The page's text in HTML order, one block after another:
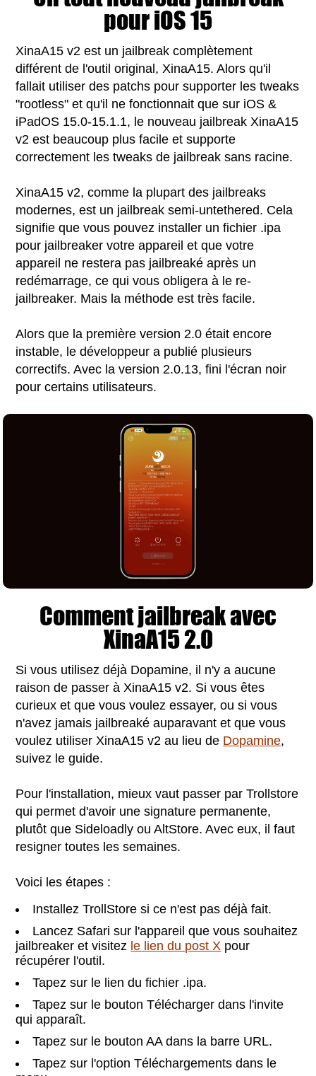
pour iOS 15
XinaA15 v2 est un jailbreak complètement
différent de l'outil original, XinaA15. Alors qu'il
fallait utiliser des patchs pour supporter les tweaks
"rootless" et qu'il ne fonctionnait que sur iOS &
iPadOS 15.0-15.1.1, le nouveau jailbreak XinaA15
v2 est beaucoup plus facile et supporte
correctement les tweaks de jailbreak sans racine.
XinaA15 v2, comme la plupart des jailbreaks
modernes, est un jailbreak semi-untethered. Cela
signifie que vous pouvez installer un fichier .ipa
pour jailbreaker votre appareil et que votre
appareil ne restera pas jailbreaké après un
redémarrage, ce qui vous obligera à le re-
jailbreaker. Mais la méthode est très facile.
Alors que la première version 2.0 était encore
instable, le développeur a publié plusieurs
correctifs. Avec la version 2.0.13, fini l'écran noir
pour certains utilisateurs.
Comment jailbreak avec
XinaA15 2.0
Si vous utilisez déjà Dopamine, il n'y a aucune
raison de passer à XinaA15 v2. Si vous êtes
curieux et que vous voulez essayer, ou si vous
n'avez jamais jailbreaké auparavant et que vous
voulez utiliser XinaA15 v2 au lieu de Dopamine,
suivez le guide.
Pour l'installation, mieux vaut passer par Trollstore
qui permet d'avoir une signature permanente,
plutôt que Sideloadly ou AltStore. Avec eux, il faut
resigner toutes les semaines.
Voici les étapes :
Installez TrollStore si ce n'est pas déjà fait.
Lancez Safari sur l'appareil que vous souhaitez
jailbreaker et visitez le lien du post X pour
récupérer l'outil.
Tapez sur le lien du fichier .ipa.
Tapez sur le bouton Télécharger dans l'invite
qui apparaît.
Tapez sur le bouton AA dans la barre URL.
Tapez sur l'option Téléchargements dans le